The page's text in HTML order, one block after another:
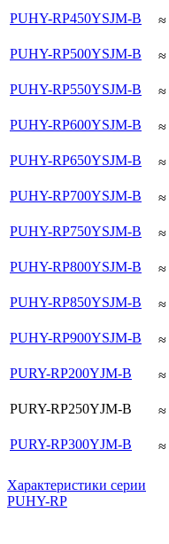
PUHY-RP450YSJM-B
≈
PUHY-RP500YSJM-B
≈
PUHY-RP550YSJM-B
≈
PUHY-RP600YSJM-B
≈
PUHY-RP650YSJM-B
≈
PUHY-RP700YSJM-B
≈
PUHY-RP750YSJM-B
≈
PUHY-RP800YSJM-B
≈
PUHY-RP850YSJM-B
≈
PUHY-RP900YSJM-B
≈
PURY-RP200YJM-B
≈
PURY-RP250YJM-B
≈
PURY-RP300YJM-B
≈
Характеристики серии
PUHY-RP